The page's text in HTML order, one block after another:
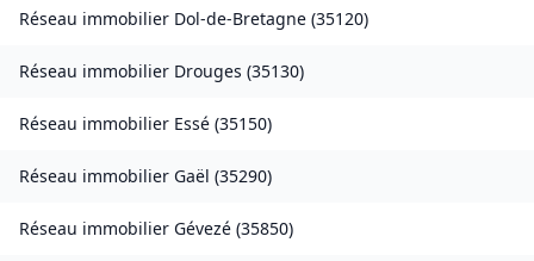
Réseau immobilier Dol-de-Bretagne (35120)
Réseau immobilier Drouges (35130)
Réseau immobilier Essé (35150)
Réseau immobilier Gaël (35290)
Réseau immobilier Gévezé (35850)